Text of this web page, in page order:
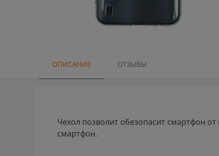
ОПИСАНИЕ ОТЗЫВЫ
Чехол позволит обезопасит смартфон
смартфон.